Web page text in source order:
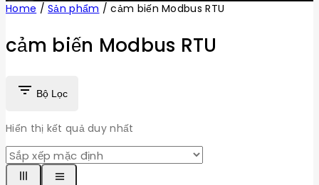
Home / Sản phẩm / cảm biến Modbus RTU
cảm biến Modbus RTU
Bộ Lọc
Hiển thị kết quả duy nhất